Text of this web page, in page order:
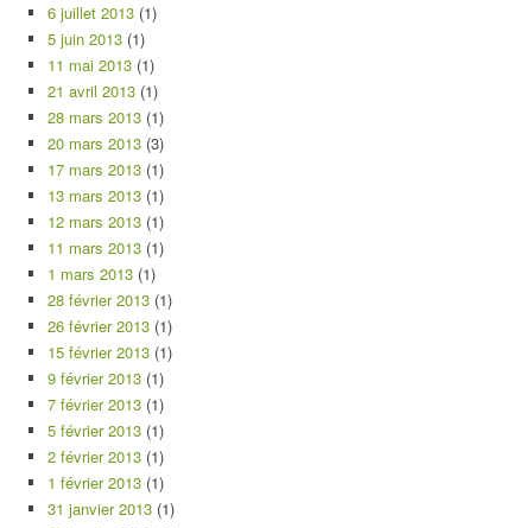
6 juillet 2013 (1)
5 juin 2013 (1)
11 mai 2013 (1)
21 avril 2013 (1)
28 mars 2013 (1)
20 mars 2013 (3)
17 mars 2013 (1)
13 mars 2013 (1)
12 mars 2013 (1)
11 mars 2013 (1)
1 mars 2013 (1)
28 février 2013 (1)
26 février 2013 (1)
15 février 2013 (1)
9 février 2013 (1)
7 février 2013 (1)
5 février 2013 (1)
2 février 2013 (1)
1 février 2013 (1)
31 janvier 2013 (1)